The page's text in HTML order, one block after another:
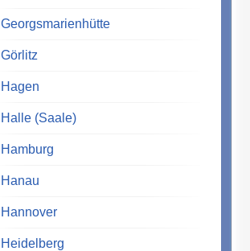
Georgsmarienhütte
Görlitz
Hagen
Halle (Saale)
Hamburg
Hanau
Hannover
Heidelberg